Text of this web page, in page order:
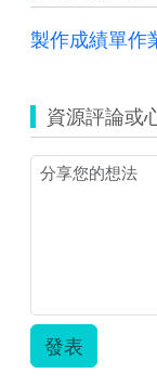
製作成績單作
資源評論或
發表